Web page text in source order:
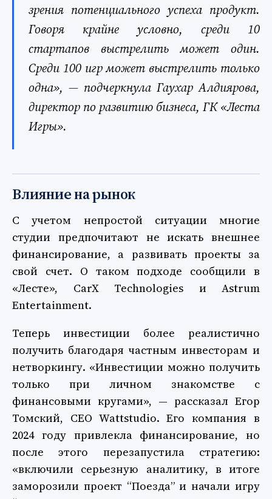
зрения потенциального успеха продукт.
Говоря крайне условно, среди 10
стартапов выстрелить может один.
Среди 100 игр может выстрелить только
одна», — подчеркнула Гаухар Алдиярова,
директор по развитию бизнеса, ГК «Леста
Игры».
Влияние на рынок
С учетом непростой ситуации многие
студии предпочитают не искать внешнее
финансирование, а развивать проекты за
свой счет. О таком подходе сообщили в
«Лесте», CarX Technologies и Astrum
Entertainment.
Теперь инвестиции более реалистично
получить благодаря частным инвесторам и
нетворкингу. «Инвестиции можно получить
только при личном знакомстве с
финансовыми кругами», — рассказал Егор
Томский, CEO Wattstudio. Его компания в
2024 году привлекла финансирование, но
после этого перезапустила стратегию:
«включили серьезную аналитику, в итоге
заморозили проект “Поезда” и начали игру